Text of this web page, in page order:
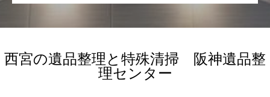
西宮の遺品整理と特殊清掃 阪神遺品整
理センター